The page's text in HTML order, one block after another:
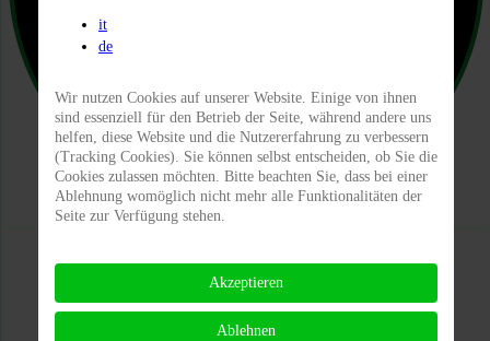
it
de
Wir nutzen Cookies auf unserer Website. Einige von ihnen
sind essenziell für den Betrieb der Seite, während andere uns
helfen, diese Website und die Nutzererfahrung zu verbessern
(Tracking Cookies). Sie können selbst entscheiden, ob Sie die
Cookies zulassen möchten. Bitte beachten Sie, dass bei einer
Ablehnung womöglich nicht mehr alle Funktionalitäten der
Seite zur Verfügung stehen.
Akzeptieren
Ablehnen